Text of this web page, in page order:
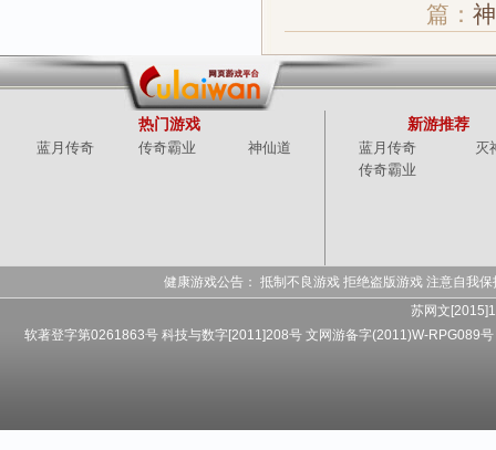
篇：
热门游戏
蓝月传奇 传奇霸业 神仙道
新游推荐
蓝月传奇
灭
传奇霸业
健康游戏公告： 抵制不良游戏 拒绝盗版游戏 注意自我
苏网文
软著登字第0261863号 科技与数字[2011]208号 文网游备字(2011)W-RPG089号